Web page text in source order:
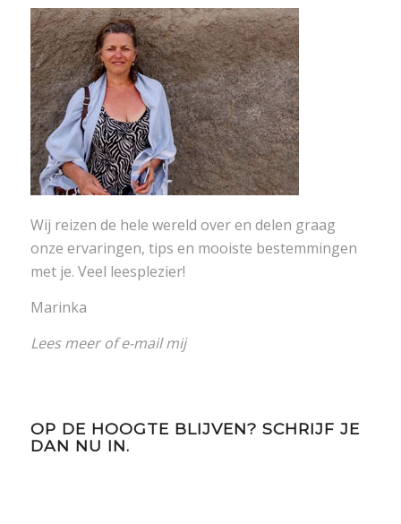
Wij reizen de hele wereld over en delen graag
onze ervaringen, tips en mooiste bestemmingen
met je. Veel leesplezier!
Marinka
Lees meerofe-mail mij
OP DE HOOGTE BLIJVEN? SCHRIJF JE
DAN NU IN.